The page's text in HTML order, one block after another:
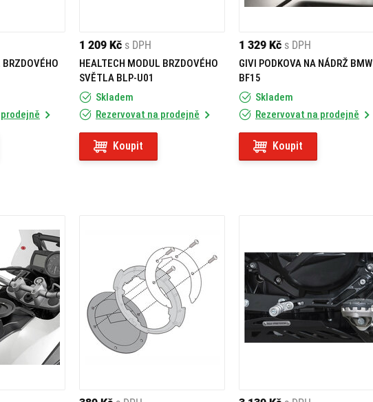
1 209 Kč s DPH
HEALTECH MODUL BRZDOVÉHO
SVĚTLA BLP-U01
Skladem
Rezervovat na prodejně
Koupit
1 329 Kč s DPH
GIVI PODKOVA NA NÁDRŽ BMW
BF15
Skladem
Rezervovat na prodejně
Koupit